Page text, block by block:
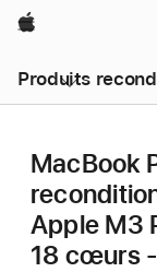
Apple
Produits
MacBook
Apple M3
18 cœurs